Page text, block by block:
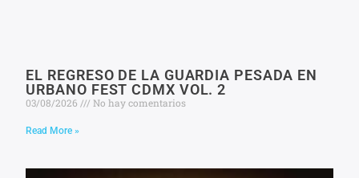
EL REGRESO DE LA GUARDIA PESADA EN
URBANO FEST CDMX VOL. 2
03/08/2026 No hay comentarios
Read More »